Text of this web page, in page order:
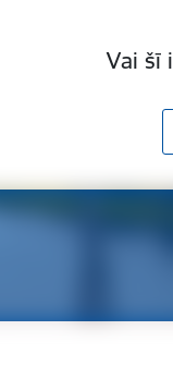
Vai šī